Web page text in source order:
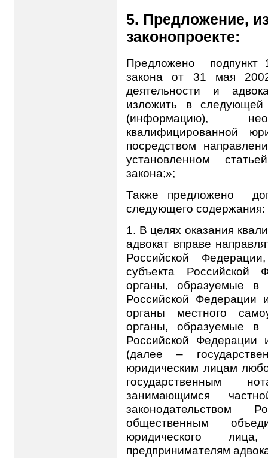
5. Предложение,
законопроекте:
Предложено
закона от 31 мая
деятельности и
изложить в следующей
(информацию),
квалифицированной
посредством
установленном
закона;»;
Также предложено
следующего содержания:
1. В целях оказания
адвокат вправе
Российской
субъекта Российской
органы, образуемые в
Российской Федерации
органы местного
органы, образуемые в
Российской Федерации
(далее –
юридическим лицам
государственным
занимающимся
законодательством
общественным
юридического
предпринимателям